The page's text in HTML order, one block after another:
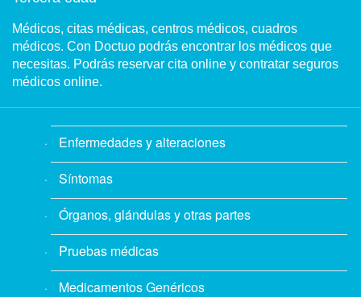
Médicos, citas médicas, centros médicos, cuadros
médicos. Con Doctuo podrás encontrar los médicos que
necesitas. Podrás reservar cita online y contratar seguros
médicos online.
Enfermedades y alteraciones
Síntomas
Órganos, glándulas y otras partes
Pruebas médicas
Medicamentos Genéricos